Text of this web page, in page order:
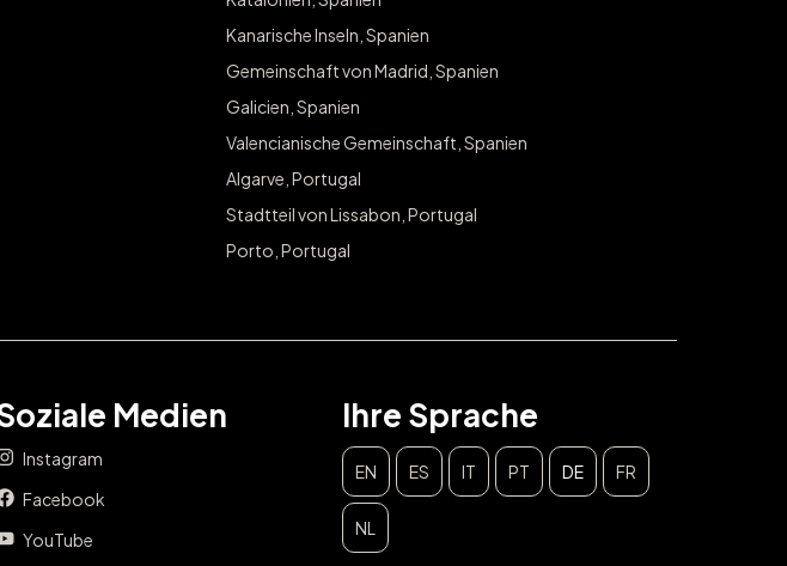
Kanarische Inseln, Spanien
Gemeinschaft von Madrid, Spanien
Galicien, Spanien
Valencianische Gemeinschaft, Spanien
Algarve, Portugal
Stadtteil von Lissabon, Portugal
Porto, Portugal
Medien
Instagram
Facebook
YouTube
Ihre Sprache
EN ES IT PT DE FR
NL